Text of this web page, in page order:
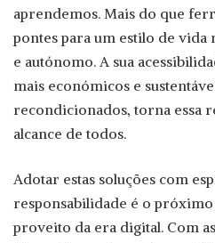
aprendemos. Mais do que
pontes para um estilo de
e autónomo. A sua
mais económicos e
recondicionados, torna essa
alcance de todos.
Adotar estas soluções com
responsabilidade é o
proveito da era digital. Com